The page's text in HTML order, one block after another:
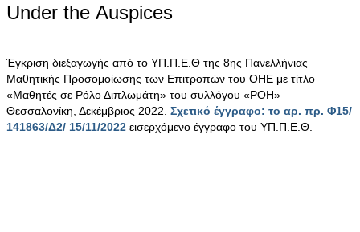
Under the Αuspices
Έγκριση διεξαγωγής από το ΥΠ.Π.Ε.Θ της 8ης Πανελλήνιας
Μαθητικής Προσομοίωσης των Επιτροπών του ΟΗΕ με τίτλο
«Μαθητές σε Ρόλο Διπλωμάτη» του συλλόγου «ΡΟΗ» –
Θεσσαλονίκη, Δεκέμβριος 2022. Σχετικό έγγραφο: το αρ. πρ. Φ15/
141863/Δ2/ 15/11/2022 εισερχόμενο έγγραφο του ΥΠ.Π.Ε.Θ.